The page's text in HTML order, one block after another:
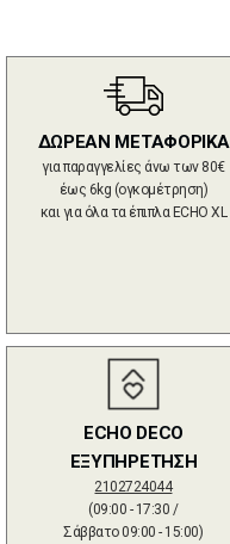
ΔΩΡΕΑΝ ΜΕΤΑΦΟΡΙΚΑ
για παραγγελίες άνω των 80€
έως 6kg (ογκομέτρηση)
και για όλα τα έπιπλα ECHO XL
ECHO DECO
ΕΞΥΠΗΡΕΤΗΣΗ
2102724044
(09:00 - 17:30 /
Σάββατο 09:00 - 15:00)